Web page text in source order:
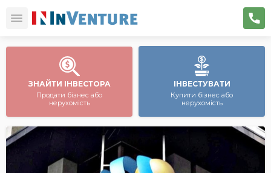
ЗНАЙТИ ІНВЕСТОРА
Продати бізнес або
нерухомість
ІНВЕСТУВАТИ
Купити бізнес або
нерухомість